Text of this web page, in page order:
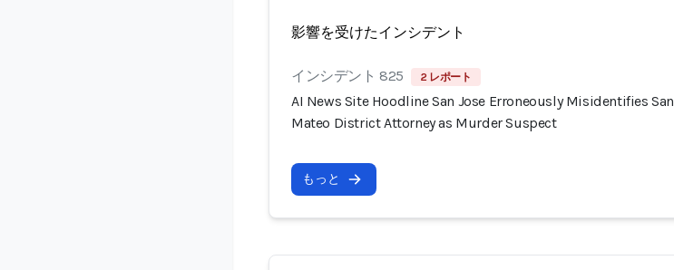
影響を受けたインシデント
インシデント 825 2 レポート
AI News Site Hoodline San Jose Erroneously Misidentifies San
Mateo District Attorney as Murder Suspect
もっと